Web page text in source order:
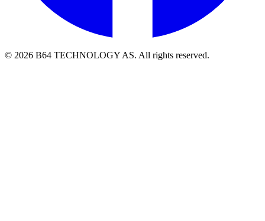
© 2026 B64 TECHNOLOGY AS. All rights reserved.